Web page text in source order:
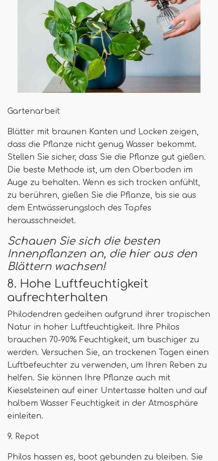
Gartenarbeit
Blätter mit braunen Kanten und Locken zeigen,
dass die Pflanze nicht genug Wasser bekommt.
Stellen Sie sicher, dass Sie die Pflanze gut gießen.
Die beste Methode ist, um den Oberboden im
Auge zu behalten. Wenn es sich trocken anfühlt,
zu berühren, gießen Sie die Pflanze, bis sie aus
dem Entwässerungsloch des Topfes
herausschneidet.
Schauen Sie sich die besten
Innenpflanzen an, die hier aus den
Blättern wachsen!
8. Hohe Luftfeuchtigkeit
aufrechterhalten
Philodendren gedeihen aufgrund ihrer tropischen
Natur in hoher Luftfeuchtigkeit. Ihre Philos
brauchen 70-90% Feuchtigkeit, um buschiger zu
werden. Versuchen Sie, an trockenen Tagen einen
Luftbefeuchter zu verwenden, um Ihren Reben zu
helfen. Sie können Ihre Pflanze auch mit
Kieselsteinen auf einer Untertasse halten und auf
halbem Wasser Feuchtigkeit in der Atmosphäre
einleiten.
9. Repot
Philos hassen es, boot gebunden zu bleiben. Sie